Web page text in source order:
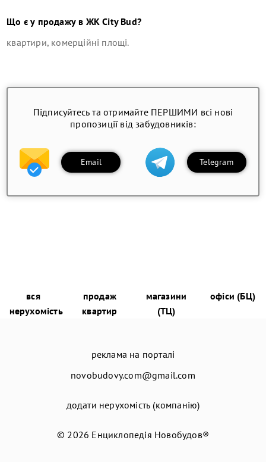
Що є у продажу в ЖК City Bud?
квартири, комерційні площі.
Підписуйтесь та отримайте ПЕРШИМИ всі нові
пропозиції від забудовників:
Email Telegram
вся
нерухомість
продаж
квартир
магазини
(ТЦ)
офіси (БЦ)
реклама на порталі
novobudovy.com@gmail.com
додати нерухомість (компанію)
© 2026 Енциклопедія Новобудов®